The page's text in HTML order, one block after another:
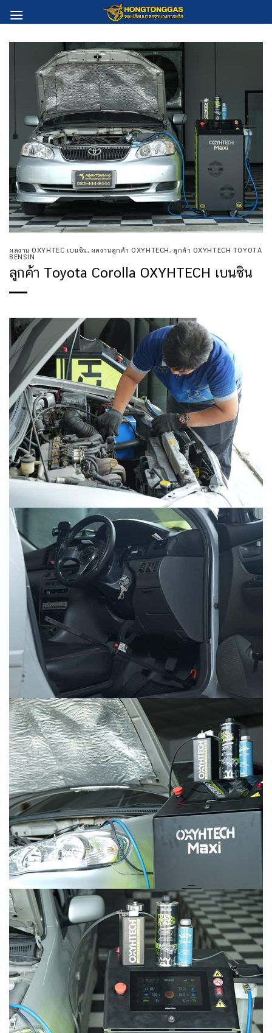
to
ผลงาน OXYHTEC เบนซิน, ผลงานลูกค้า OXYHTECH, ลูกค้า OXYHTECH TOYOTA
BENSIN
ลูกค้า Toyota Corolla OXYHTECH เบนซิน